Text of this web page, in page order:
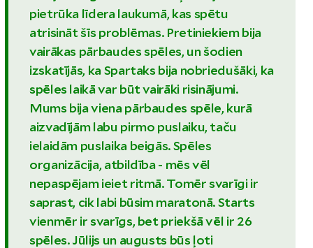
pietrūka līdera laukumā, kas spētu
atrisināt šīs problēmas. Pretiniekiem bija
vairākas pārbaudes spēles, un šodien
izskatījās, ka Spartaks bija nobriedušāki, ka
spēles laikā var būt vairāki risinājumi.
Mums bija viena pārbaudes spēle, kurā
aizvadījām labu pirmo puslaiku, taču
ielaidām puslaika beigās. Spēles
organizācija, atbildība - mēs vēl
nepaspējam ieiet ritmā. Tomēr svarīgi ir
saprast, cik labi būsim maratonā. Starts
vienmēr ir svarīgs, bet priekšā vēl ir 26
spēles. Jūlijs un augusts būs ļoti